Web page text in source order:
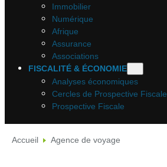
Immobilier
Numérique
Afrique
Assurance
Associations
FISCALITÉ & ÉCONOMIE
Analyses économiques
Cercles de Prospective Fiscale
Prospective Fiscale
Accueil Agence de voyage